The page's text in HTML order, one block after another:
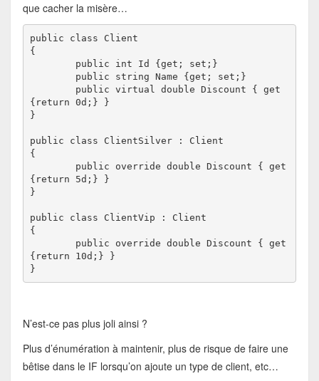
que cacher la misère…
public class Client
{
{return 0d;} }
}
public class ClientSilver : Client
{
{return 5d;} }
}
public class ClientVip : Client
{
{return 10d;} }
}
N’est-ce pas plus joli ainsi ?
Plus d’énumération à maintenir, plus de risque de faire une
bêtise dans le IF lorsqu’on ajoute un type de client, etc…